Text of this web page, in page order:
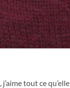
, j’aime tout ce qu’elle